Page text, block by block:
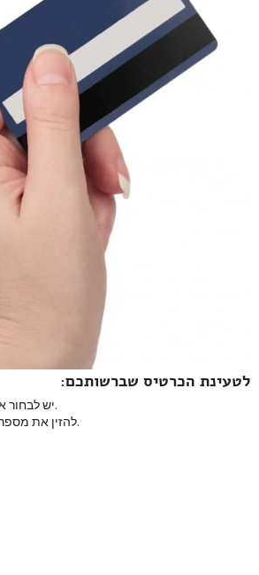
לטעינת הכרטיס שברשותכם:
יש לבחור את הסכום הרצוי לטעינה.
להזין את מספר הכרטיס שלכם במלואו.